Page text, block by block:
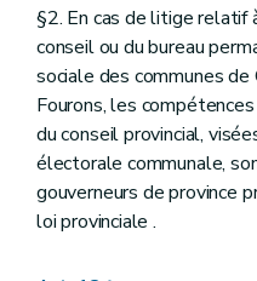
§2. En cas de litige relatif
conseil ou du bureau
sociale des communes
Fourons, les
du conseil provincial,
électorale communale,
gouverneurs de province
loi provinciale .